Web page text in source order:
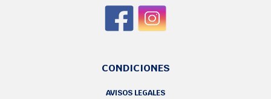
CONDICIONES
AVISOS LEGALES